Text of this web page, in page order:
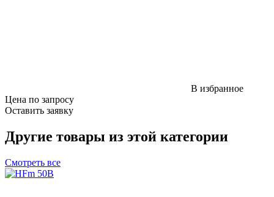
В избранное
Цена по запросу
Оставить заявку
Другие товары из этой категории
Смотреть все